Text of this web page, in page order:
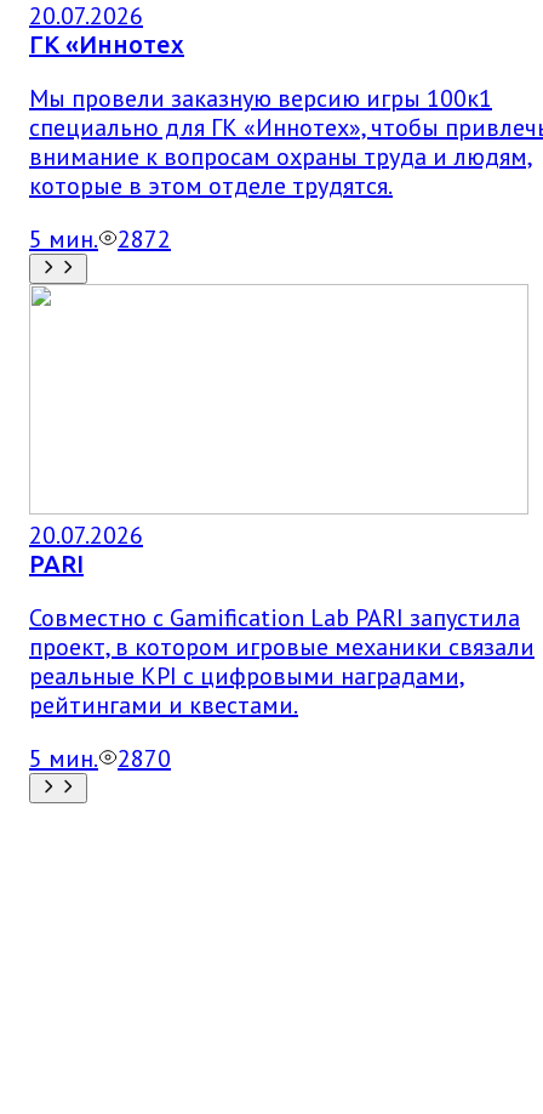
20.07.2026
ГК «Иннотех
Мы провели заказную версию игры 100к1
специально для ГК «Иннотех», чтобы
внимание к вопросам охраны труда и людям,
которые в этом отделе трудятся.
5 мин. 2872
20.07.2026
PARI
Совместно с Gamification Lab PARI запустила
проект, в котором игровые механики связали
реальные KPI с цифровыми наградами,
рейтингами и квестами.
5 мин. 2870